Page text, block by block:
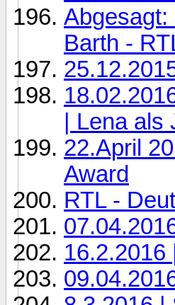
Abgesagt:
Barth -
| Lena
22.April
Award
RTL -
16.2.2016